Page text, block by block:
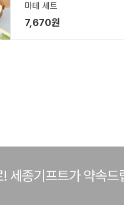
마테 세트
7,670원
세종기프트가 약속드